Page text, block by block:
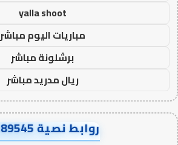
yalla shoot
مباريات اليوم مباشر
برشلونة مباشر
ريال مدريد مباشر
روابط نصية AA89545